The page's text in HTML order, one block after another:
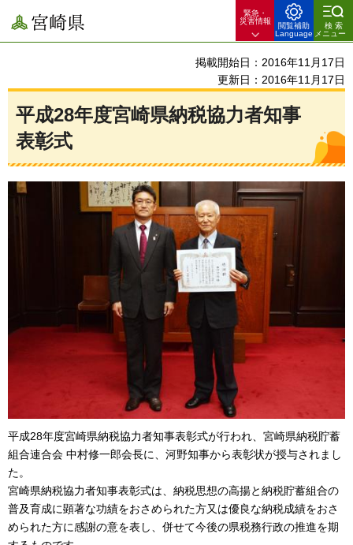
宮崎県
緊急・
災害情報
閲覧補助
Language
検索
メニュー
掲載開始日：2016年11月17日
更新日：2016年11月17日
平成28年度宮崎県納税協力者知事
表彰式
平成28年度宮崎県納税協力者知事表彰式が行われ、宮崎県納税貯蓄
組合連合会 中村修一郎会長に、河野知事から表彰状が授与されまし
た。
宮崎県納税協力者知事表彰式は、納税思想の高揚と納税貯蓄組合の
普及育成に顕著な功績をおさめられた方又は優良な納税成績をおさ
められた方に感謝の意を表し、併せて今後の県税務行政の推進を期